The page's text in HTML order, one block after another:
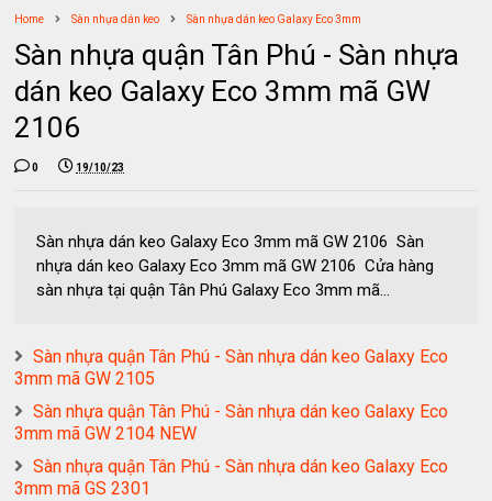
Home Sàn nhựa dán keo Sàn nhựa dán keo Galaxy Eco 3mm
Sàn nhựa quận Tân Phú - Sàn nhựa
dán keo Galaxy Eco 3mm mã GW
2106
0 19/10/23
Sàn nhựa dán keo Galaxy Eco 3mm mã GW 2106 Sàn
nhựa dán keo Galaxy Eco 3mm mã GW 2106 Cửa hàng
sàn nhựa tại quận Tân Phú Galaxy Eco 3mm mã...
Sàn nhựa quận Tân Phú - Sàn nhựa dán keo Galaxy Eco
3mm mã GW 2105
Sàn nhựa quận Tân Phú - Sàn nhựa dán keo Galaxy Eco
3mm mã GW 2104 NEW
Sàn nhựa quận Tân Phú - Sàn nhựa dán keo Galaxy Eco
3mm mã GS 2301